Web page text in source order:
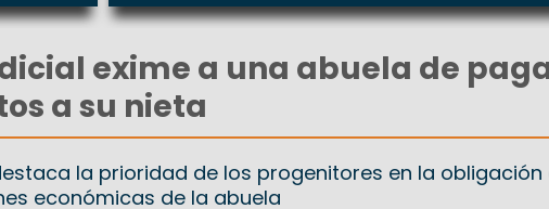
exime a una abuela de
a su nieta
la prioridad de los progenitores en la
económicas de la abuela